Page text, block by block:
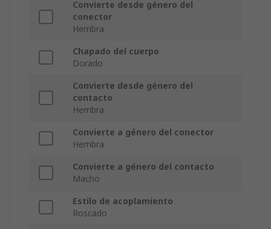
Convierte desde género del
conector
Hembra
Chapado del cuerpo
Dorado
Convierte desde género del
contacto
Hembra
Convierte a género del conector
Hembra
Convierte a género del contacto
Macho
Estilo de acoplamiento
Roscado